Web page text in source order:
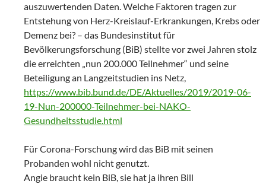
auszuwertenden Daten. Welche Faktoren tragen zur
Entstehung von Herz-Kreislauf-Erkrankungen, Krebs oder
Demenz bei? – das Bundesinstitut für
Bevölkerungsforschung (BiB) stellte vor zwei Jahren stolz
die erreichten „nun 200.000 Teilnehmer“ und seine
Beteiligung an Langzeitstudien ins Netz,
https://www.bib.bund.de/DE/Aktuelles/2019/2019-06-
19-Nun-200000-Teilnehmer-bei-NAKO-
Gesundheitsstudie.html
Für Corona-Forschung wird das BiB mit seinen
Probanden wohl nicht genutzt.
Angie braucht kein BiB, sie hat ja ihren Bill